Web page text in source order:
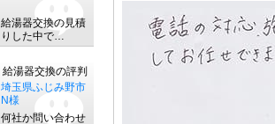
給湯器交換の見積
りした中で…
給湯器交換の評判
埼玉県ふじみ野市
N様
何社か問い合わせ